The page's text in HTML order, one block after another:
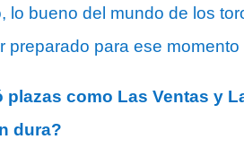
lo bueno del mundo de los
preparado para ese momento
como Las Ventas y
dura?